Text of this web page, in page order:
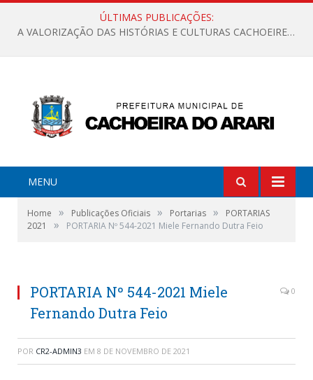
ÚLTIMAS PUBLICAÇÕES:
A VALORIZAÇÃO DAS HISTÓRIAS E CULTURAS CACHOEIRENSES
MENU
Home » Publicações Oficiais » Portarias »
PORTARIAS
2021
» PORTARIA Nº 544-2021 Miele Fernando Dutra Feio
PORTARIA Nº 544-2021 Miele
Fernando Dutra Feio
0
POR CR2-ADMIN3 EM 8 DE NOVEMBRO DE 2021